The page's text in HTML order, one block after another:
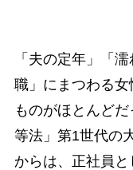
「夫の定年」「
職」にまつわる女
ものがほとんど
等法」第1世代の
からは、正社員